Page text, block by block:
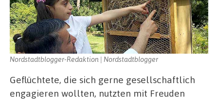
Nordstadtblogger-Redaktion | Nordstadtblogger
Geflüchtete, die sich gerne gesellschaftlich
engagieren wollten, nutzten mit Freuden